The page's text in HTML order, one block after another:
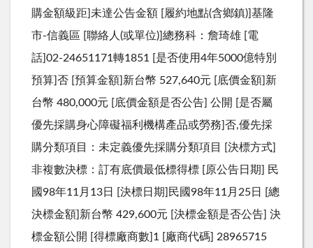
購金額級距]未達公告金額 [履約地點(含鄉鎮)]基隆
市-信義區 [聯絡人(或單位)]總務科：詹琦雄 [電
話]02-24651171轉1851 [是否使用4年5000億特別
預算]否 [預算金額]新台幣 527,640元 [底價金額]新
台幣 480,000元 [底價金額是否公告] 公開 [是否屬
優先採購身心障礙福利機構產品或勞務]否,優先採
購分類項目：未定義優先採購分類項目 [決標方式]
非複數決標：訂有底價最低標得標 [原公告日期] 民
國98年11月13日 [決標日期]民國98年11月25日 [總
決標金額]新台幣 429,600元 [決標金額是否公告] 決
標金額公開 [得標廠商數]1 [廠商代碼] 28965715